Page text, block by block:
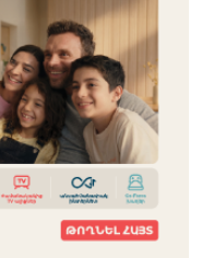
կառուցվածքը
8 ժամ առաջ
ու Սյունե Քոսակյանը
գագաթը
8 ժամ առաջ
վարորդին